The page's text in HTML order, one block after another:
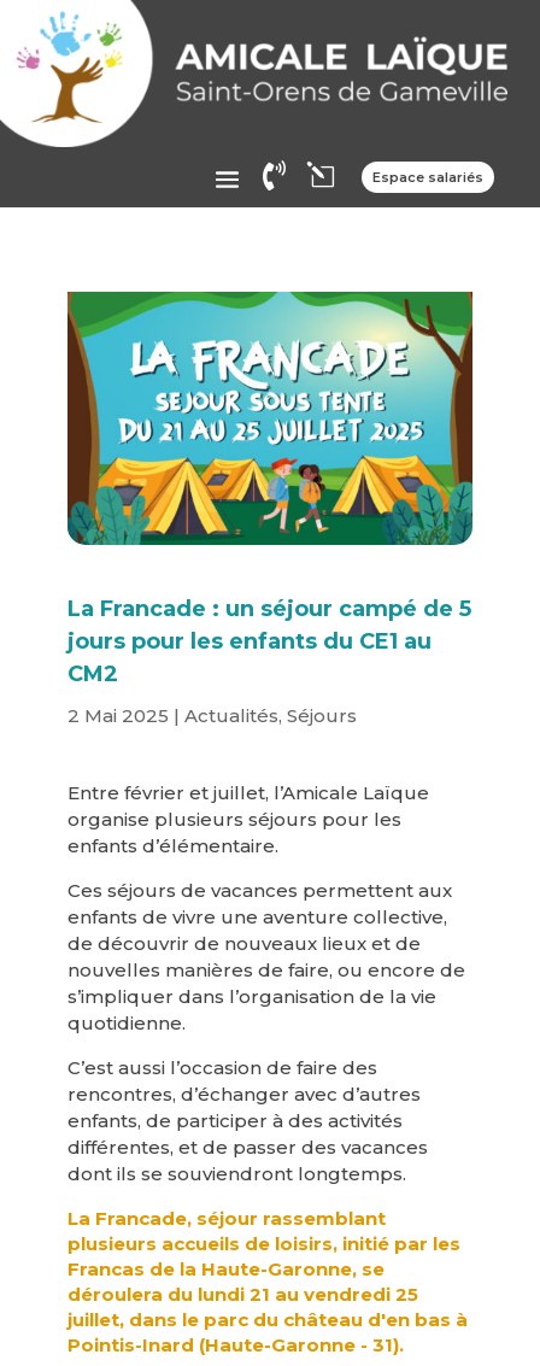
 l Espace salariés
La Francade : un séjour campé de 5
jours pour les enfants du CE1 au
CM2
2 Mai 2025 | Actualités, Séjours
Entre février et juillet, l’Amicale Laïque
organise plusieurs séjours pour les
enfants d’élémentaire.
Ces séjours de vacances permettent aux
enfants de vivre une aventure collective,
de découvrir de nouveaux lieux et de
nouvelles manières de faire, ou encore de
s’impliquer dans l’organisation de la vie
quotidienne.
C’est aussi l’occasion de faire des
rencontres, d’échanger avec d’autres
enfants, de participer à des activités
différentes, et de passer des vacances
dont ils se souviendront longtemps.
La Francade, séjour rassemblant
plusieurs accueils de loisirs, initié par les
Francas de la Haute-Garonne, se
déroulera du lundi 21 au vendredi 25
juillet, dans le parc du château d'en bas à
Pointis-Inard (Haute-Garonne - 31).